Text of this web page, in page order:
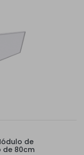
de
de 80cm